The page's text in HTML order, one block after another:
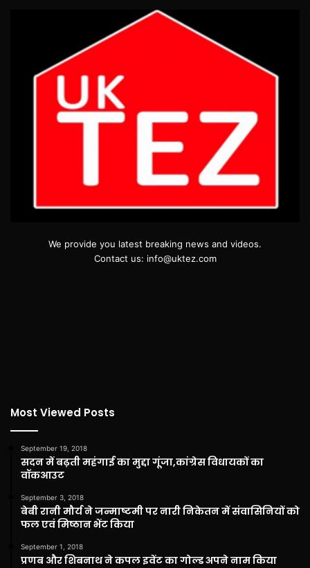
We provide you latest breaking news and videos.
Contact us: info@uktez.com
Most Viewed Posts
September 19, 2018
सदन में बढ़ती महंगाई का मुद्दा गूंजा,कांग्रेस विधायकों का
वॉकआउट
September 3, 2018
बेबी रानी मौर्य ने जन्माष्टमी पर नारी निकेतन में संवासिनियों को
फल एवं मिष्ठान भेंट किया
September 1, 2018
प्रणब और शिबनाथ ने कपल इवेंट का गोल्ड अपने नाम किया